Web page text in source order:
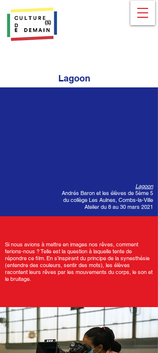
Lagoon
Lagoon
Andrés Baron et les élèves de 5ème 5
du collège Les Aulnes, Combs-la-Ville
Atelier du 8 au 30 mars 2021
Si nous avions à mettre en images nos rêves, comment
ferions-nous ? Telle est la question à laquelle tente de
répondre ce film. En s’inspirant du principe de la synesthésie
(entendre des couleurs, sentir des mots), les élèves
racontent leurs rêves par les mouvements du corps, le son et
le bruitage.